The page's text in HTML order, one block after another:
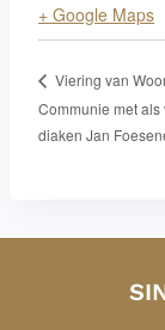
+ Google Maps
Viering van
Communie met
diaken Jan